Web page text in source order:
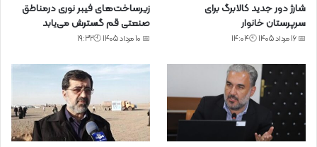
شارژ دور جدید کالابرگ برای
سرپرستان خانوار
📅 16 مرداد 1405 🕙14:04
زیرساخت‌های فیبر نوری درمناطق
صنعتی قم گسترش می‌یابد
📅 10 مرداد 1405 🕙19:32